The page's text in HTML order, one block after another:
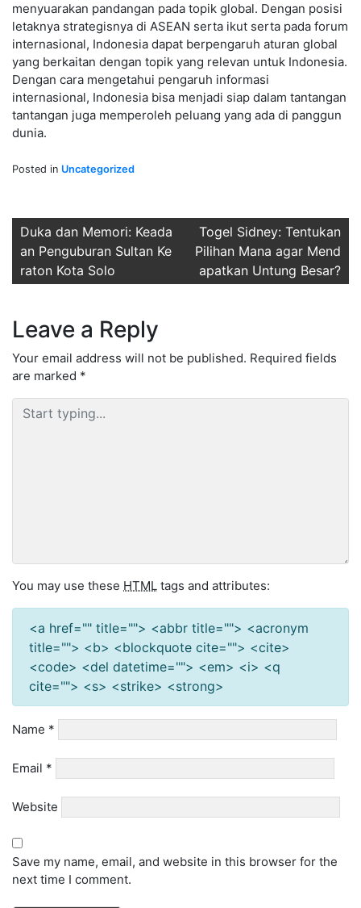
menyuarakan pandangan pada topik global. Dengan posisi
letaknya strategisnya di ASEAN serta ikut serta pada forum
internasional, Indonesia dapat berpengaruh aturan global
yang berkaitan dengan topik yang relevan untuk Indonesia.
Dengan cara mengetahui pengaruh informasi
internasional, Indonesia bisa menjadi siap dalam tantangan
tantangan juga memperoleh peluang yang ada di panggun
dunia.
Posted in Uncategorized
Post
navigation
Duka dan Memori: Keada
an Penguburan Sultan Ke
raton Kota Solo
Togel Sidney: Tentukan
Pilihan Mana agar Mend
apatkan Untung Besar?
Leave a Reply
Your email address will not be published. Required fields
are marked *
You may use these HTML tags and attributes:
<a href="" title=""> <abbr title=""> <acronym
title=""> <b> <blockquote cite=""> <cite>
<code> <del datetime=""> <em> <i> <q
cite=""> <s> <strike> <strong>
Name *
Email *
Website
Save my name, email, and website in this browser for the
next time I comment.